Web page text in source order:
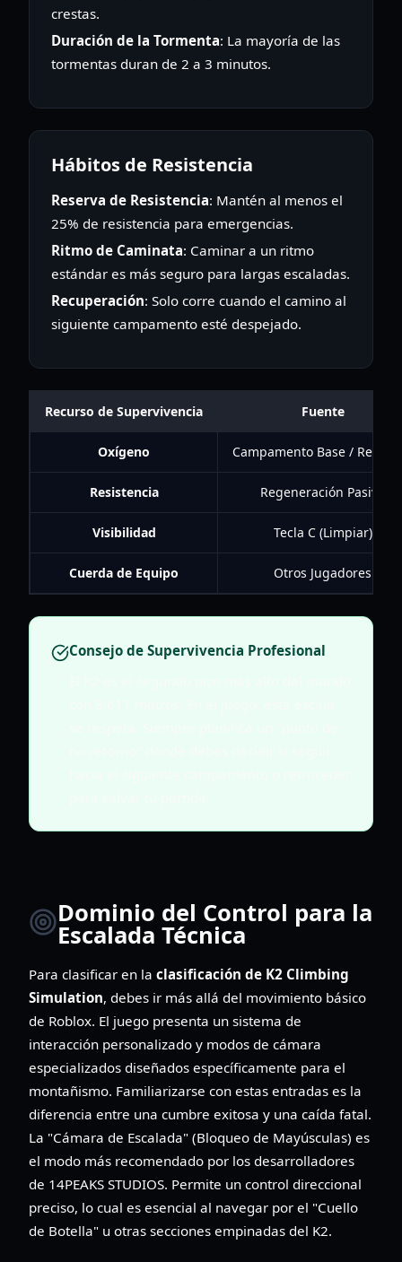
crestas.
Duración de la Tormenta: La mayoría de las
tormentas duran de 2 a 3 minutos.
Hábitos de Resistencia
Reserva de Resistencia: Mantén al menos el
25% de resistencia para emergencias.
Ritmo de Caminata: Caminar a un ritmo
estándar es más seguro para largas escaladas.
Recuperación: Solo corre cuando el camino al
siguiente campamento esté despejado.
Recurso de Supervivencia Fuente
Oxígeno Campamento Base /
Resistencia Regeneración Pasiva
Visibilidad Tecla C (Limpiar)
Cuerda de Equipo Otros Jugadores
Consejo de Supervivencia Profesional
Dominio del Control para la
Escalada Técnica
Para clasificar en la clasificación de K2 Climbing
Simulation, debes ir más allá del movimiento básico
de Roblox. El juego presenta un sistema de
interacción personalizado y modos de cámara
especializados diseñados específicamente para el
montañismo. Familiarizarse con estas entradas es la
diferencia entre una cumbre exitosa y una caída fatal.
La "Cámara de Escalada" (Bloqueo de Mayúsculas) es
el modo más recomendado por los desarrolladores
de 14PEAKS STUDIOS. Permite un control direccional
preciso, lo cual es esencial al navegar por el "Cuello
de Botella" u otras secciones empinadas del K2.